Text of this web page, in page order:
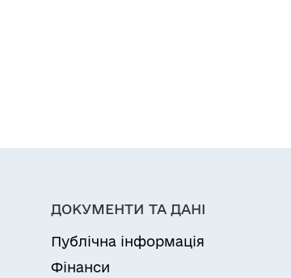
ДОКУМЕНТИ ТА ДАНІ
Публічна інформація
Фінанси